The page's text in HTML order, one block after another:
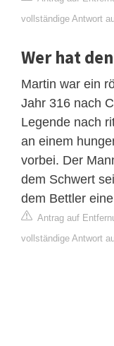
vollständige Antwort
Wer hat
Martin war ein
Jahr 316 nach
Legende nach
an einem
vorbei. Der
dem Schwert
dem Bettler
Antrag auf
vollständige Antwort